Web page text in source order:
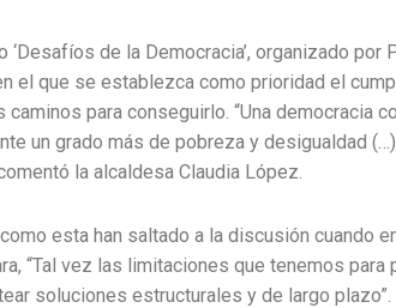
de la Democracia’, organizado por
el que se establezca como prioridad el
para conseguirlo. “Una democracia
un grado más de pobreza y desigualdad
la alcaldesa Claudia López.
esta han saltado a la discusión cuando
“Tal vez las limitaciones que tenemos
soluciones estructurales y de largo plazo”.